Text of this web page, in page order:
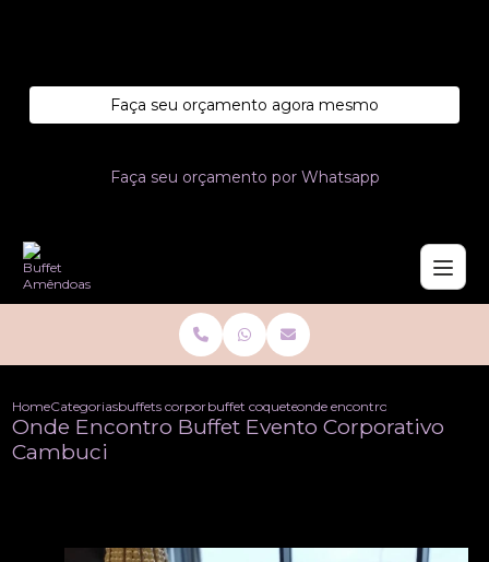
Faça seu orçamento agora mesmo
Faça seu orçamento por Whatsapp
HomeCategoriasbuffets corporativobuffet coquetel corporativoonde encontro buffet evento
Onde Encontro Buffet Evento Corporativo
Cambuci